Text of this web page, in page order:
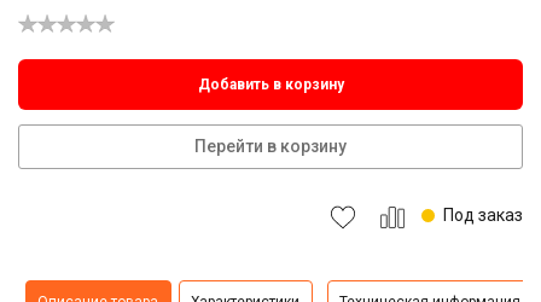
Добавить в корзину
Перейти в корзину
Под заказ